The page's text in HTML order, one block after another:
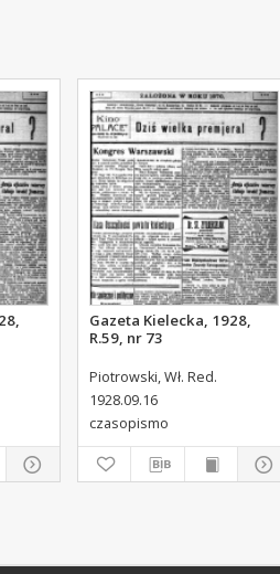
Gazeta Kielecka, 1928,
R.59, nr 73
Piotrowski, Wł. Red.
1928.09.16
czasopismo